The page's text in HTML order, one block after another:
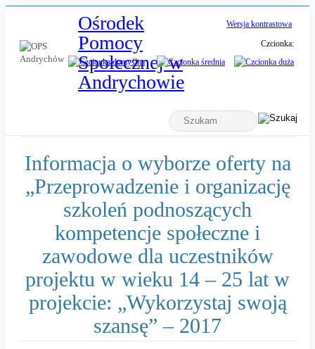
Ośrodek
Pomocy
Społecznej w
Andrychowie-
o
oferty
na
i
organizację
szkoleń
podnoszących
kompetencje
społeczne
i
Wersja kontrastowa
Czcionka:
Wyszukiwarka
Tutaj
wpisz
Informacja o wyborze oferty na
„Przeprowadzenie i organizację
szkoleń podnoszących
kompetencje społeczne i
zawodowe dla uczestników
projektu w wieku 14 – 25 lat w
projekcie: „Wykorzystaj swoją
szansę” – 2017